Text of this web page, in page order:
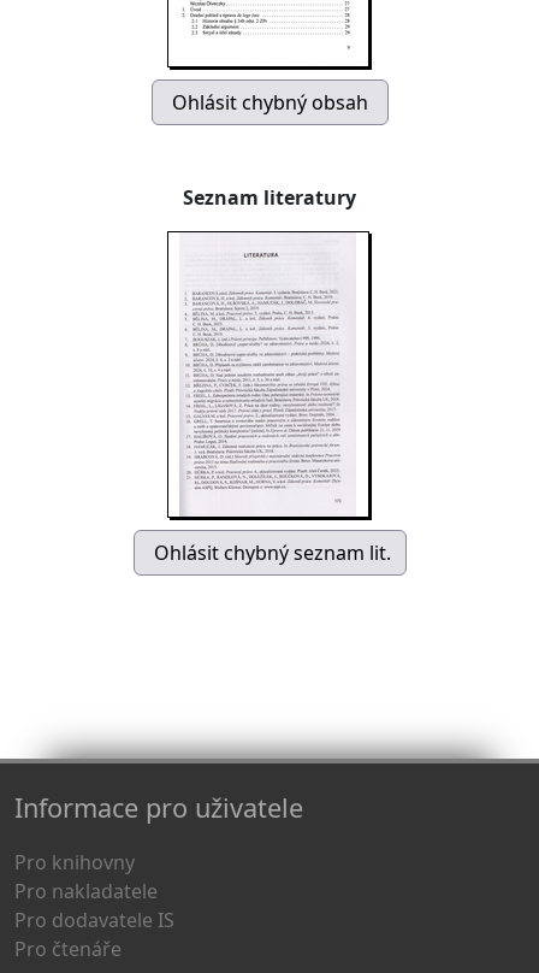
Seznam literatury
Informace pro uživatele
Pro knihovny
Pro nakladatele
Pro dodavatele IS
Pro čtenáře